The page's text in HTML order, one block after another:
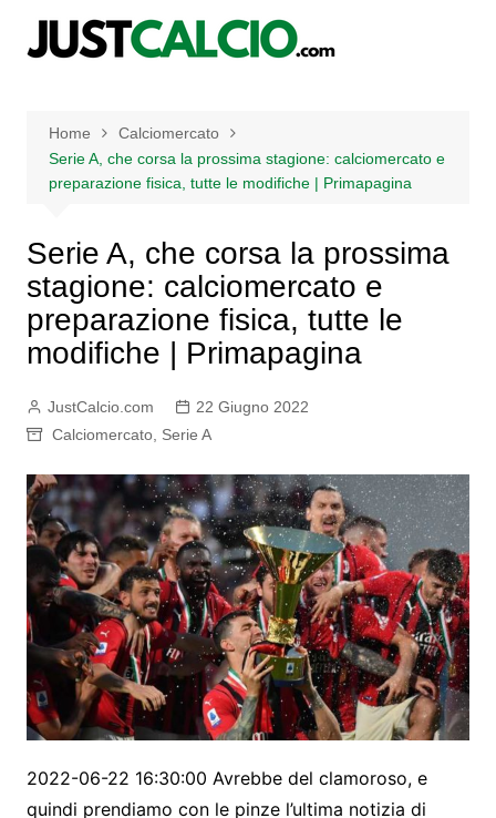
Home
Calciomercato
Serie A, che corsa la prossima stagione: calciomercato e
preparazione fisica, tutte le modifiche | Primapagina
Serie A, che corsa la prossima
stagione: calciomercato e
preparazione fisica, tutte le
modifiche | Primapagina
JustCalcio.com
22 Giugno 2022
Calciomercato, Serie A
2022-06-22 16:30:00 Avrebbe del clamoroso, e
quindi prendiamo con le pinze l’ultima notizia di